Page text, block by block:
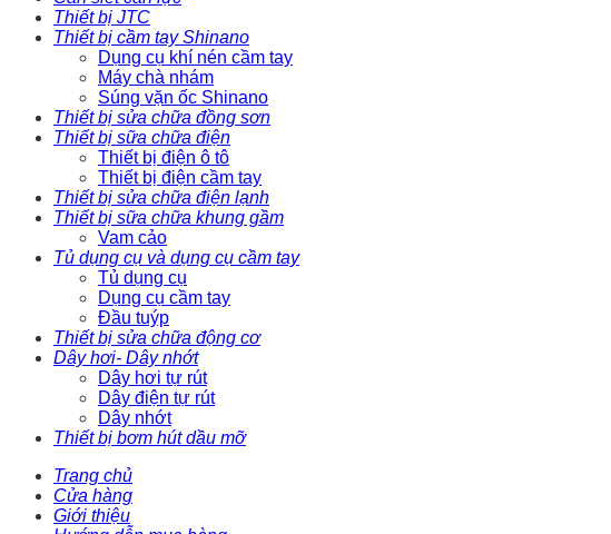
Thiết bị JTC
Thiết bị cầm tay Shinano
Dụng cụ khí nén cầm tay
Máy chà nhám
Súng vặn ốc Shinano
Thiết bị sửa chữa đồng sơn
Thiết bị sữa chữa điện
Thiết bị điện ô tô
Thiết bị điện cầm tay
Thiết bị sửa chữa điện lạnh
Thiết bị sữa chữa khung gầm
Vam cảo
Tủ dụng cụ và dụng cụ cầm tay
Tủ dụng cụ
Dụng cụ cầm tay
Đầu tuýp
Thiết bị sửa chữa động cơ
Dây hơi- Dây nhớt
Dây hơi tự rút
Dây điện tự rút
Dây nhớt
Thiết bị bơm hút dầu mỡ
Trang chủ
Cửa hàng
Giới thiệu